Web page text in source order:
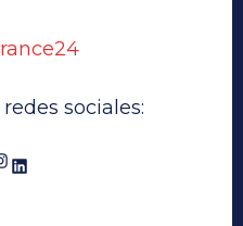
sociales:
LinkedIn